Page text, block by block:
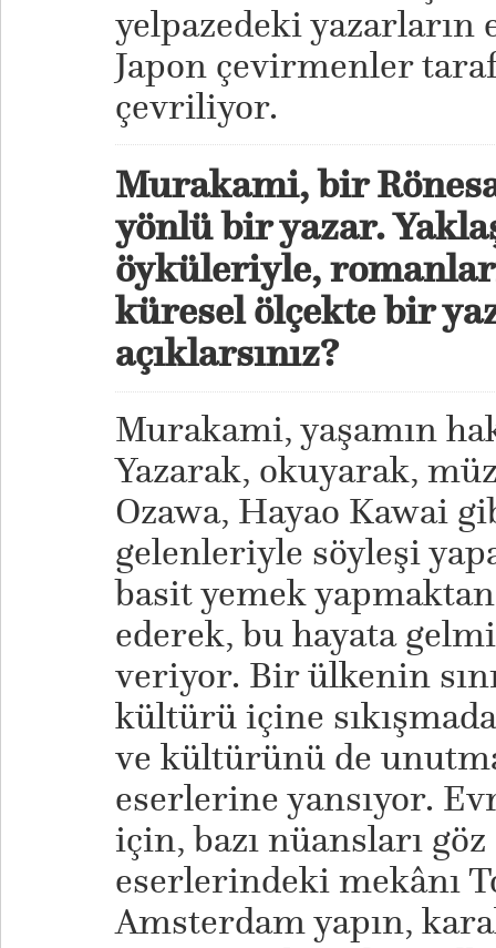
yelpazedeki yazarların
Japon çevirmenler
çevriliyor.
Murakami, bir
yönlü bir yazar.
öyküleriyle,
küresel ölçekte bir
açıklarsınız?
Murakami, yaşamın
Yazarak, okuyarak,
Ozawa, Hayao Kawai
gelenleriyle söyleşi
basit yemek
ederek, bu hayata
veriyor. Bir ülkenin
kültürü içine
ve kültürünü de
eserlerine yansıyor.
için, bazı nüansları
eserlerindeki mekânı
Amsterdam yapın,